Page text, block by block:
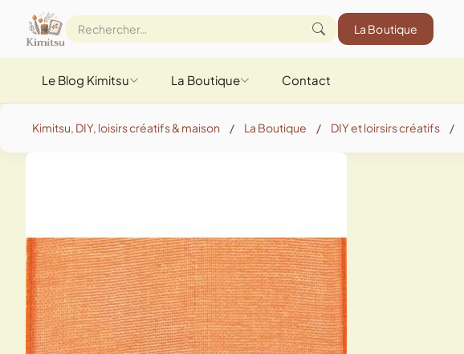
La Boutique
Le Blog Kimitsu La Boutique Contact
Kimitsu, DIY, loisirs créatifs & maison / La Boutique / DIY et loirsirs créatifs /